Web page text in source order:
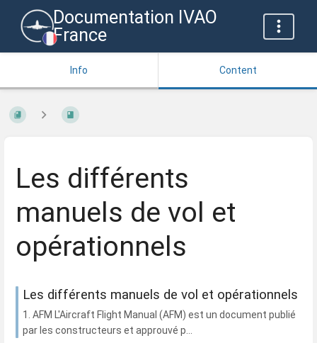
Documentation IVAO
France
Info Content
Les différents
manuels de vol et
opérationnels
Les différents manuels de vol et opérationnels
1. AFM L'Aircraft Flight Manual (AFM) est un document publié
par les constructeurs et approuvé p...